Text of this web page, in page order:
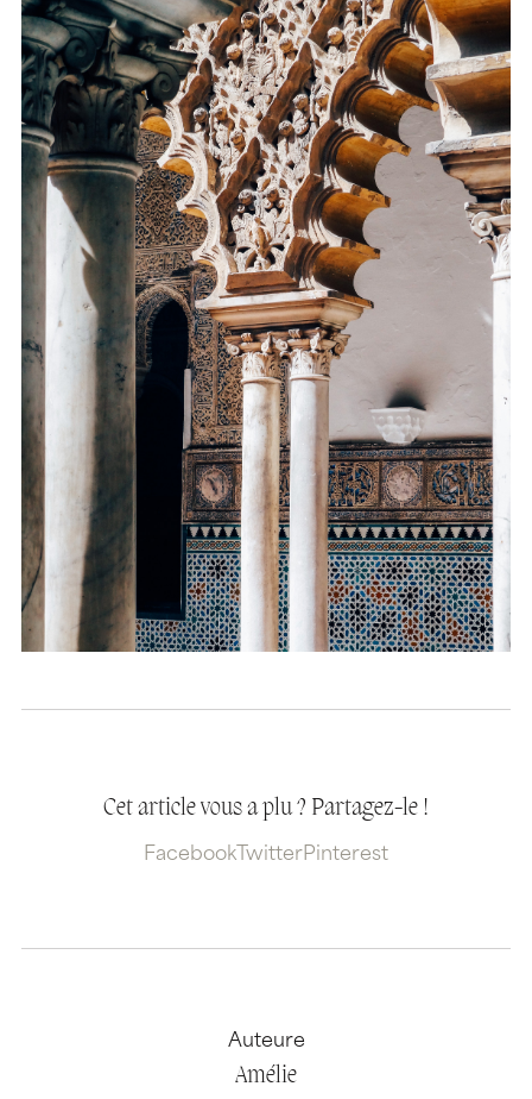
Cet article vous a plu ? Partagez-le !
Facebook TwitterPinterest
Auteure
Amélie